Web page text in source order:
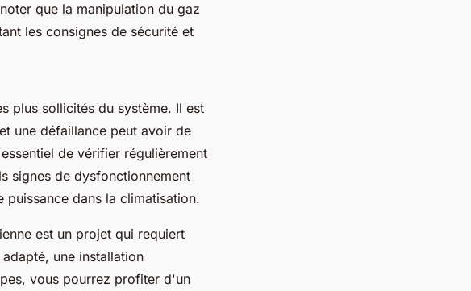
que la manipulation du gaz
les consignes de sécurité et
plus sollicités du système. Il est
une défaillance peut avoir de
de vérifier régulièrement
signes de dysfonctionnement
dans la climatisation.
est un projet qui requiert
une installation
vous pourrez profiter d'un